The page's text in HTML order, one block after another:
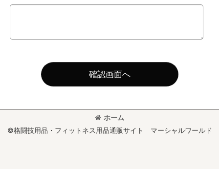
確認画面へ
ホーム
©格闘技用品・フィットネス用品通販サイト マーシャルワールド